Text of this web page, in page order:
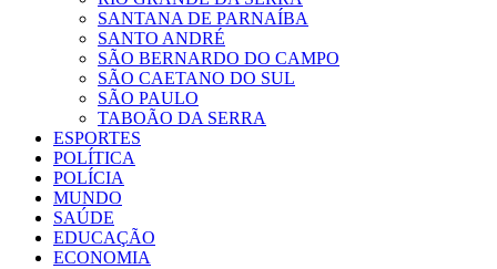
SANTANA DE PARNAÍBA
SANTO ANDRÉ
SÃO BERNARDO DO CAMPO
SÃO CAETANO DO SUL
SÃO PAULO
TABOÃO DA SERRA
ESPORTES
POLÍTICA
POLÍCIA
MUNDO
SAÚDE
EDUCAÇÃO
ECONOMIA